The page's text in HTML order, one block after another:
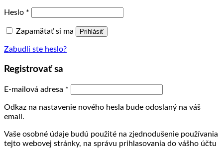
Heslo *
Zapamätať si ma Prihlásiť
Zabudli ste heslo?
Registrovať sa
E-mailová adresa *
Odkaz na nastavenie nového hesla bude odoslaný na váš
email.
Vaše osobné údaje budú použité na zjednodušenie používania
tejto webovej stránky, na správu prihlasovania do vášho účtu